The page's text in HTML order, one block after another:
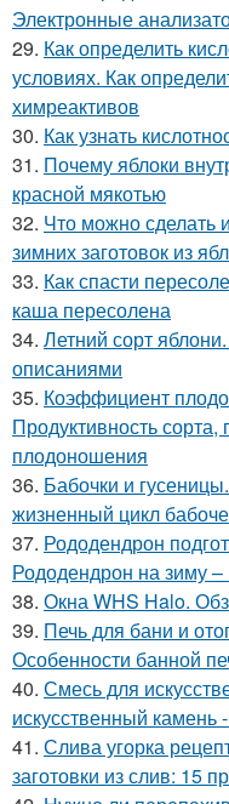
Электронные
29. Как определить
условиях. Как
химреактивов
30. Как узнать
31. Почему яблоки
красной мякотью
32. Что можно сделать
зимних заготовок из
33. Как спасти
каша пересолена
34. Летний сорт
описаниями
35. Коэффициент
Продуктивность
плодоношения
36. Бабочки и
жизненный цикл
37. Рододендрон
Рододендрон на зиму
38. Окна WHS Halo.
39. Печь для бани и
Особенности банной
40. Смесь для
искусственный камень
41. Слива угорка
заготовки из слив: 15